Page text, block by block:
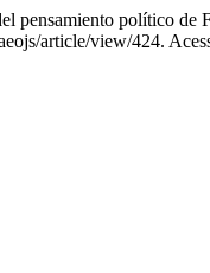
político de
article/view/424.